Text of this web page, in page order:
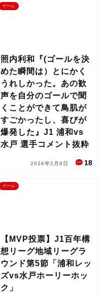
ゲーム
照内利和『(ゴールを決
めた瞬間は）とにかく
うれしかった。あの歓
声を自分のゴールで聞
くことができて鳥肌が
すごかったし、喜びが
爆発した』J1 浦和vs
水戸 選手コメント抜粋
2026年3月8日 18
ゲーム
【MVP投票】J1百年構
想リーグ地域リーグラ
ウンド第5節「浦和レッ
ズvs水戸ホーリーホッ
ク」